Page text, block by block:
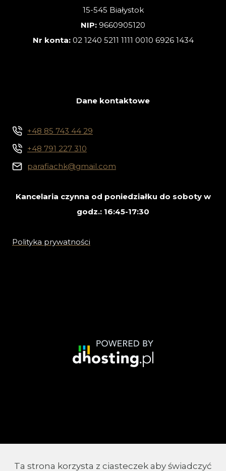
15-545 Białystok
NIP: 9660905120
Nr konta: 02 1240 5211 1111 0010 6926 1434
Dane kontaktowe
+48 85 743 44 29
+48 791 227 310
parafiachk@gmail.com
Kancelaria czynna od poniedziałku do soboty w
godz.: 16:45-17:30
Polityka prywatności
Ta strona korzysta z ciasteczek aby świadczyć